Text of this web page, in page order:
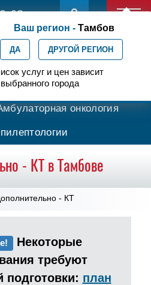
63
Ваш регион - Тамбов
ДА ДРУГОЙ РЕГИОН
услуг и цен зависит
города
Протонная терапия
онкология
- КТ в Тамбове
- КТ
Некоторые
требуют
подготовки: план